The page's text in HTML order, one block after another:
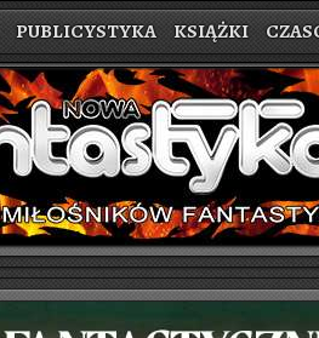
PUBLICYSTYKA KSIĄŻKI